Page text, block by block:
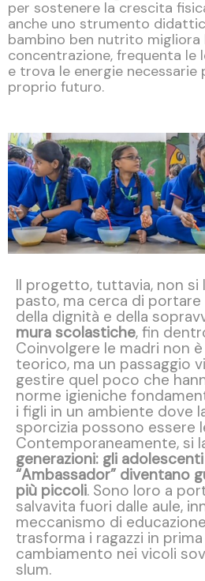
per sostenere la crescita
anche uno strumento
bambino ben nutrito
concentrazione, frequenta le
e trova le energie necessarie
proprio futuro.
Il progetto, tuttavia, non si
pasto, ma cerca di portare
della dignità e della
mura scolastiche, fin
Coinvolgere le madri non
teorico, ma un passaggio
gestire quel poco che
norme igieniche
i figli in un ambiente dove
sporcizia possono essere
Contemporaneamente, si
generazioni: gli
“Ambassador” diventano
più piccoli. Sono loro a
salvavita fuori dalle aule,
meccanismo di
trasforma i ragazzi in
cambiamento nei vicoli
slum.